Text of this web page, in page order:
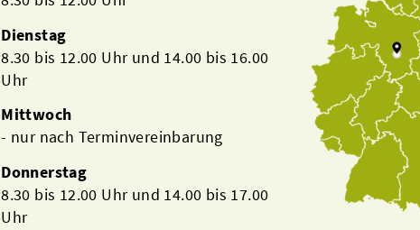
Dienstag
8.30 bis 12.00 Uhr und 14.00 bis 16.00
Uhr
Mittwoch
- nur nach Terminvereinbarung
Donnerstag
8.30 bis 12.00 Uhr und 14.00 bis 17.00
Uhr